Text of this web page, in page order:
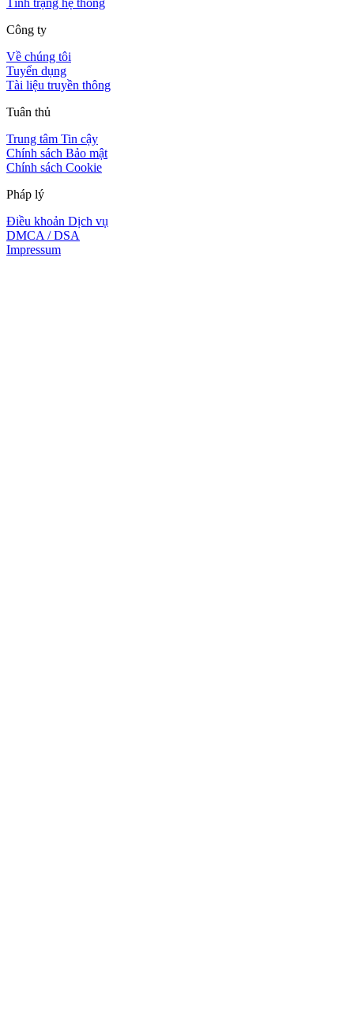
Công ty
Về chúng tôi
Tuyển dụng
Tài liệu truyền thông
Tuân thủ
Trung tâm Tin cậy
Chính sách Bảo mật
Chính sách Cookie
Pháp lý
Điều khoản Dịch vụ
DMCA / DSA
Impressum